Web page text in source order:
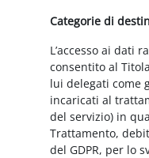
Categorie di
L’accesso ai dati
consentito al
lui delegati come
incaricati al
del servizio) in
Trattamento,
del GDPR, per lo